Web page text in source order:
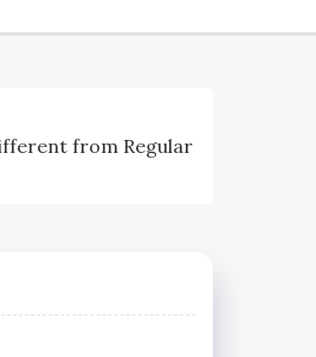
Different from Regular